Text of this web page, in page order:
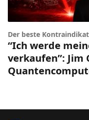
Der beste
“Ich werde
verkaufen”: